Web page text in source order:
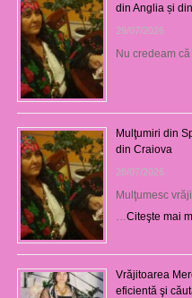
din Anglia și
29/07/2026
Nu credeam
Mulţumiri din
din Craiova
28/07/2026
Mulţumesc
Citeşte mai
Vrăjitoarea
eficientă şi